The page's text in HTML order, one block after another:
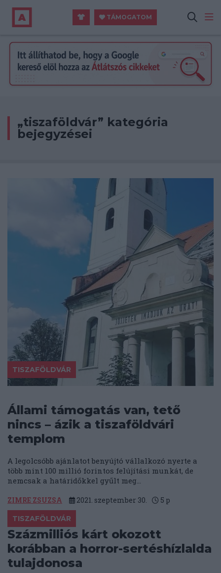
TÁMOGATOM
„tiszaföldvár” kategória
bejegyzései
TISZAFÖLDVÁR
Állami támogatás van, tető
nincs – ázik a tiszaföldvári
templom
A legolcsóbb ajánlatot benyújtó vállalkozó nyerte a
több mint 100 millió forintos felújítási munkát, de
nemcsak a határidőkkel gyűlt meg...
ZIMRE ZSUZSA 2021. szeptember 30. 5 p
TISZAFÖLDVÁR
Százmilliós kárt okozott
korábban a horror-sertéshízlalda
tulajdonosa